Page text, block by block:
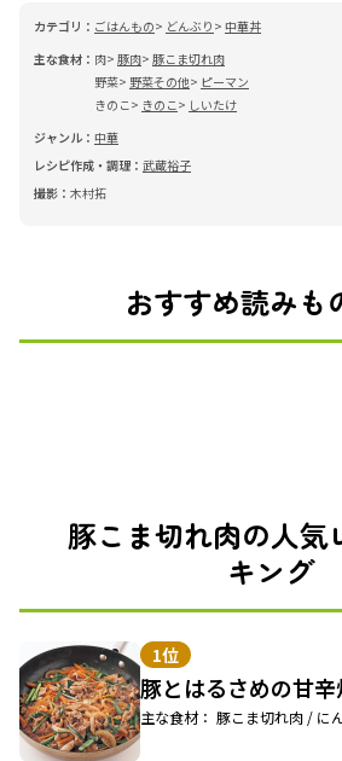
カテゴリ： ごはんもの どんぶり
中華丼
主な食材： 肉 豚肉 豚こま切れ肉
野菜
野菜その他
ピーマン
きのこ
きのこ
しいたけ
ジャンル： 中華
レシピ作成・調理： 武蔵裕子
撮影： 木村拓
おすすめ読みも
豚こま切れ肉の人気
キング
1位
豚とはるさめの甘辛
主な食材： 豚こま切れ肉 / に